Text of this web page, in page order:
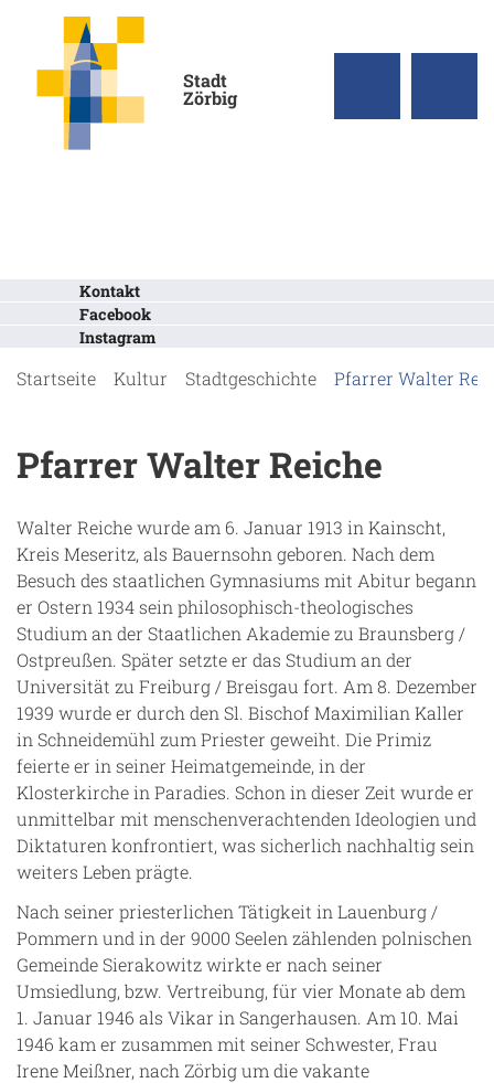
Stadt
Zörbig
Kontakt
Facebook
Instagram
Startseite Kultur Stadtgeschichte Pfarrer Walter
Pfarrer Walter Reiche
Walter Reiche wurde am 6. Januar 1913 in Kainscht,
Kreis Meseritz, als Bauernsohn geboren. Nach dem
Besuch des staatlichen Gymnasiums mit Abitur begann
er Ostern 1934 sein philosophisch-theologisches
Studium an der Staatlichen Akademie zu Braunsberg /
Ostpreußen. Später setzte er das Studium an der
Universität zu Freiburg / Breisgau fort. Am 8. Dezember
1939 wurde er durch den Sl. Bischof Maximilian Kaller
in Schneidemühl zum Priester geweiht. Die Primiz
feierte er in seiner Heimatgemeinde, in der
Klosterkirche in Paradies. Schon in dieser Zeit wurde er
unmittelbar mit menschenverachtenden Ideologien und
Diktaturen konfrontiert, was sicherlich nachhaltig sein
weiters Leben prägte.
Nach seiner priesterlichen Tätigkeit in Lauenburg /
Pommern und in der 9000 Seelen zählenden polnischen
Gemeinde Sierakowitz wirkte er nach seiner
Umsiedlung, bzw. Vertreibung, für vier Monate ab dem
1. Januar 1946 als Vikar in Sangerhausen. Am 10. Mai
1946 kam er zusammen mit seiner Schwester, Frau
Irene Meißner, nach Zörbig um die vakante